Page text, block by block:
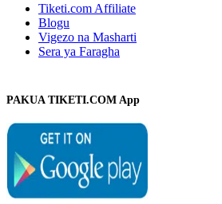
Tiketi.com Affiliate
Blogu
Vigezo na Masharti
Sera ya Faragha
PAKUA TIKETI.COM App